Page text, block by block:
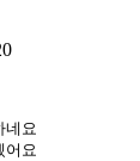
네요
어요